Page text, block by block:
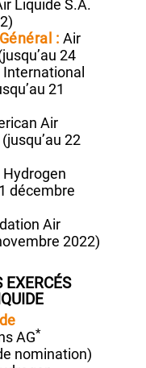
Liquide S.A.
:
21
Air
(jusqu’au 22
décembre
Air
2022)